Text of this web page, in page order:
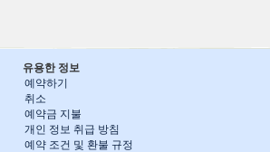
유용한 정보
예약하기
취소
예약금 지불
개인 정보 취급 방침
예약 조건 및 환불 규정